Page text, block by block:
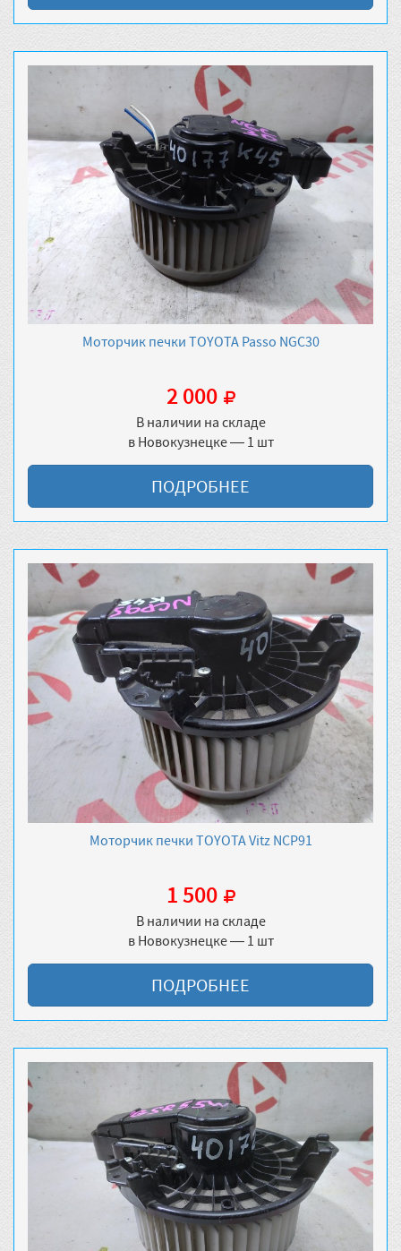
Моторчик печки TOYOTA Passo NGC30
2 000
В наличии на складе
в Новокузнецке — 1 шт
ПОДРОБНЕЕ
Моторчик печки TOYOTA Vitz NCP91
1 500
В наличии на складе
в Новокузнецке — 1 шт
ПОДРОБНЕЕ